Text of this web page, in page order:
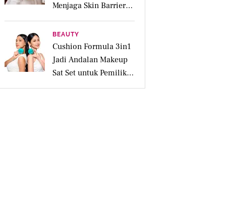
Menjaga Skin Barrier
agar Tetap Tenang
BEAUTY
Cushion Formula 3in1
Jadi Andalan Makeup
Sat Set untuk Pemilik
Kulit Acne Prone